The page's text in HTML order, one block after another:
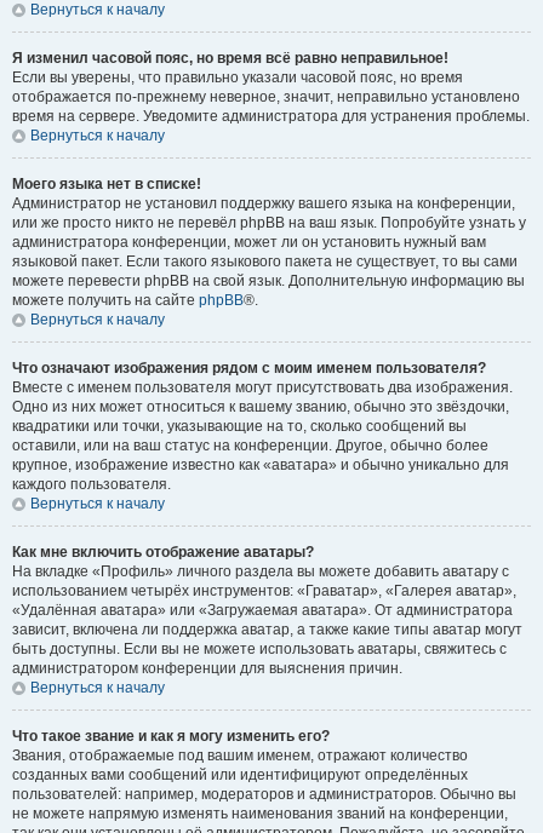
Вернуться к началу
Я изменил часовой пояс, но время всё равно неправильное!
Если вы уверены, что правильно указали часовой пояс, но время
отображается по-прежнему неверное, значит, неправильно установлено
время на сервере. Уведомите администратора для устранения проблемы.
Вернуться к началу
Моего языка нет в списке!
Администратор не установил поддержку вашего языка на конференции,
или же просто никто не перевёл phpBB на ваш язык. Попробуйте узнать у
администратора конференции, может ли он установить нужный вам
языковой пакет. Если такого языкового пакета не существует, то вы сами
можете перевести phpBB на свой язык. Дополнительную информацию вы
можете получить на сайте phpBB®.
Вернуться к началу
Что означают изображения рядом с моим именем пользователя?
Вместе с именем пользователя могут присутствовать два изображения.
Одно из них может относиться к вашему званию, обычно это звёздочки,
квадратики или точки, указывающие на то, сколько сообщений вы
оставили, или на ваш статус на конференции. Другое, обычно более
крупное, изображение известно как «аватара» и обычно уникально для
каждого пользователя.
Вернуться к началу
Как мне включить отображение аватары?
На вкладке «Профиль» личного раздела вы можете добавить аватару с
использованием четырёх инструментов: «Граватар», «Галерея аватар»,
«Удалённая аватара» или «Загружаемая аватара». От администратора
зависит, включена ли поддержка аватар, а также какие типы аватар могут
быть доступны. Если вы не можете использовать аватары, свяжитесь с
администратором конференции для выяснения причин.
Вернуться к началу
Что такое звание и как я могу изменить его?
Звания, отображаемые под вашим именем, отражают количество
созданных вами сообщений или идентифицируют определённых
пользователей: например, модераторов и администраторов. Обычно вы
не можете напрямую изменять наименования званий на конференции,